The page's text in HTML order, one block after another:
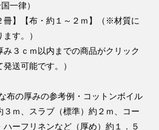
一律）
冊】【布・約１～２ｍ】（※材質に
す。）
み３ｃｍ以内までの商品がクリック
送可能です。）
布の厚みの参考例・コットンボイル
３ｍ、スラブ（標準）約２ｍ、コー
ハーフリネンなど（厚め）約１．５